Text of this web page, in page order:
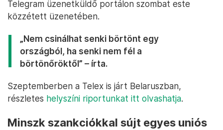
Telegram üzenetküldő portálon szombat este
közzétett üzenetében.
„Nem csinálhat senki börtönt egy
országból, ha senki nem fél a
börtönőröktől” – írta.
Szeptemberben a Telex is járt Belaruszban,
részletes helyszíni riportunkat itt olvashatja.
Minszk szankciókkal sújt egyes uniós